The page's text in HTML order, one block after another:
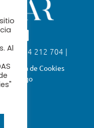
| 954 212 704 |
Política de Cookies
de Pago
Al